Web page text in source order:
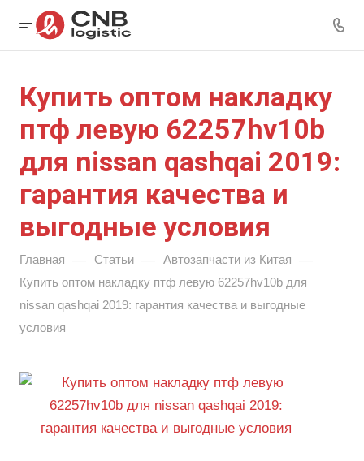
Купить оптом накладку
птф левую 62257hv10b
для nissan qashqai 2019:
гарантия качества и
выгодные условия
Главная — Статьи — Автозапчасти из Китая —
Купить оптом накладку птф левую 62257hv10b для
nissan qashqai 2019: гарантия качества и выгодные
условия